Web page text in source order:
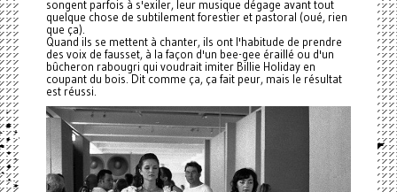
songent parfois à s'exiler, leur musique dégage avant tout
quelque chose de subtilement forestier et pastoral (oué, rien
que ça).
Quand ils se mettent à chanter, ils ont l'habitude de prendre
des voix de fausset, à la façon d'un bee-gee éraillé ou d'un
bûcheron rabougri qui voudrait imiter Billie Holiday en
coupant du bois. Dit comme ça, ça fait peur, mais le résultat
est réussi.